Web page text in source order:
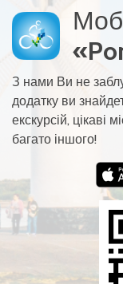
З нами Ви не
додатку ви
екскурсій, цікаві
багато іншого!